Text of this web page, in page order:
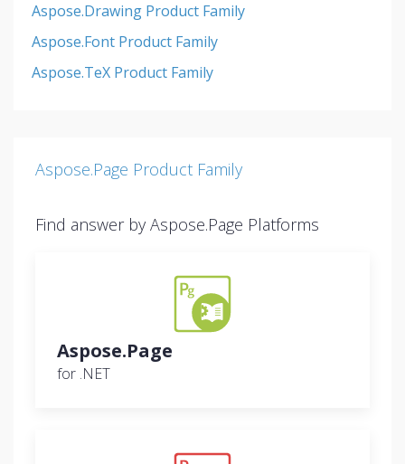
Aspose.Drawing Product Family
Aspose.Font Product Family
Aspose.TeX Product Family
Aspose.Page Product Family
Find answer by Aspose.Page Platforms
Aspose.Page
for .NET